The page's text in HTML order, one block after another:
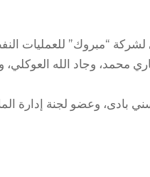
الموافق 5 يناير 2022 الاجتماع
محمد، وجاد الله
بادى، وعضو لجنة إدارة